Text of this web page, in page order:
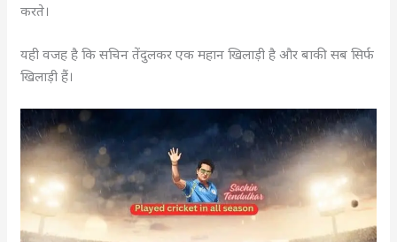
करते।
यही वजह है कि सचिन तेंदुलकर एक महान खिलाड़ी है और बाकी सब सिर्फ
खिलाड़ी हैं।